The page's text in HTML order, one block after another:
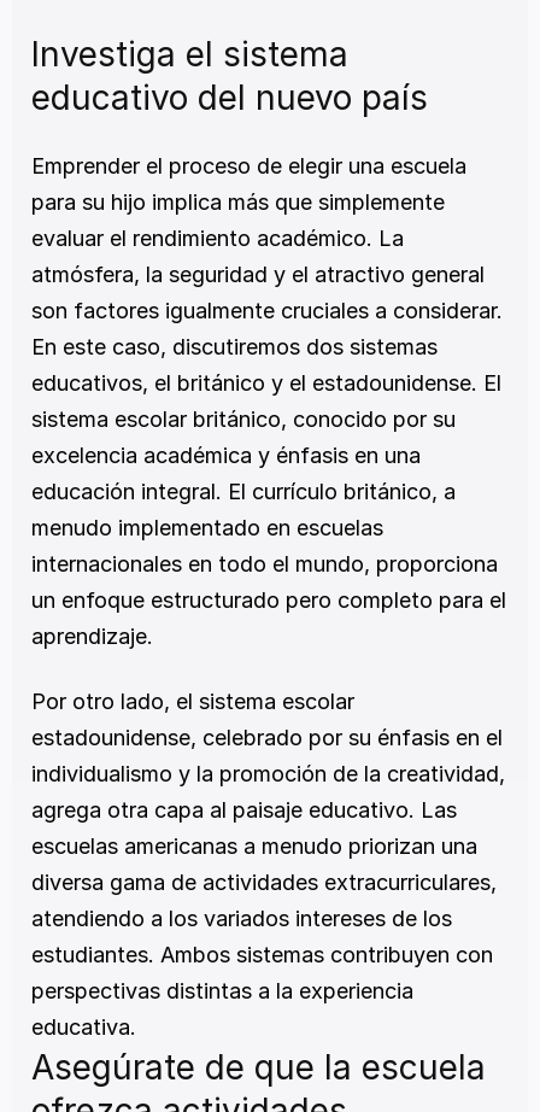
Investiga el sistema
educativo del nuevo país
Emprender el proceso de elegir una escuela
para su hijo implica más que simplemente
evaluar el rendimiento académico. La
atmósfera, la seguridad y el atractivo general
son factores igualmente cruciales a considerar.
En este caso, discutiremos dos sistemas
educativos, el británico y el estadounidense. El
sistema escolar británico, conocido por su
excelencia académica y énfasis en una
educación integral. El currículo británico, a
menudo implementado en escuelas
internacionales en todo el mundo, proporciona
un enfoque estructurado pero completo para el
aprendizaje.
Por otro lado, el sistema escolar
estadounidense, celebrado por su énfasis en el
individualismo y la promoción de la creatividad,
agrega otra capa al paisaje educativo. Las
escuelas americanas a menudo priorizan una
diversa gama de actividades extracurriculares,
atendiendo a los variados intereses de los
estudiantes. Ambos sistemas contribuyen con
perspectivas distintas a la experiencia
educativa.
Asegúrate de que la escuela